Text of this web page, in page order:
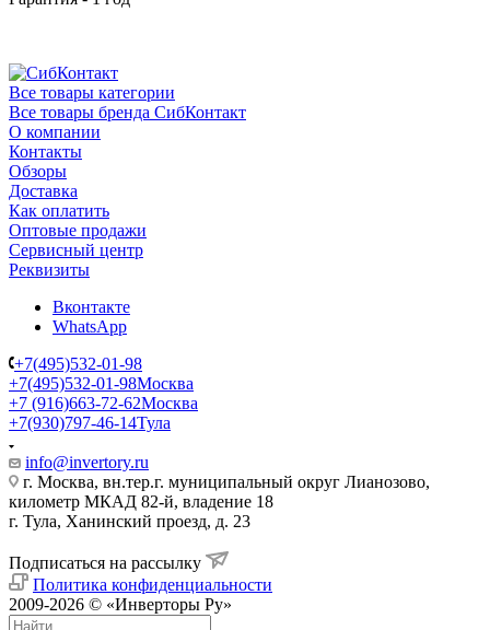
Все товары категории
Все товары бренда СибКонтакт
О компании
Контакты
Обзоры
Доставка
Как оплатить
Оптовые продажи
Сервисный центр
Реквизиты
Вконтакте
WhatsApp
+7(495)532-01-98
+7(495)532-01-98Москва
+7 (916)663-72-62Москва
+7(930)797-46-14Тула
info@invertory.ru
г. Москва, вн.тер.г. муниципальный округ Лианозово,
километр МКАД 82-й, владение 18
г. Тула, Ханинский проезд, д. 23
Подписаться на рассылку
Политика конфиденциальности
2009-2026 © «Инверторы Ру»